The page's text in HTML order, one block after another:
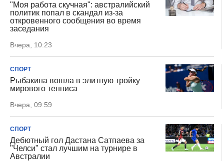
"Моя работа скучная": австралийский
политик попал в скандал из-за
откровенного сообщения во время
заседания
Вчера, 10:23
СПОРТ
Рыбакина вошла в элитную тройку
мирового тенниса
Вчера, 09:59
СПОРТ
Дебютный гол Дастана Сатпаева за
"Челси" стал лучшим на турнире в
Австралии